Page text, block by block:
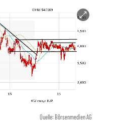
Quelle: Börsenmedien AG